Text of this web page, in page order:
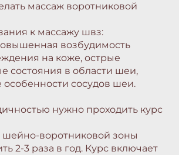
массаж воротниковой
к массажу швз:
возбудимость
на коже, острые
состояния в области шеи,
особенности сосудов шеи.
нужно проходить курс
шейно-воротниковой зоны
2-3 раза в год. Курс включает